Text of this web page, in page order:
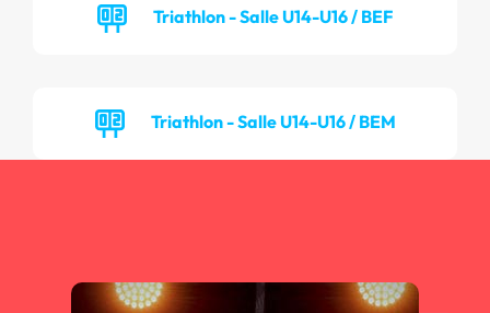
Triathlon - Salle U14-U16 / BEF
Triathlon - Salle U14-U16 / BEM